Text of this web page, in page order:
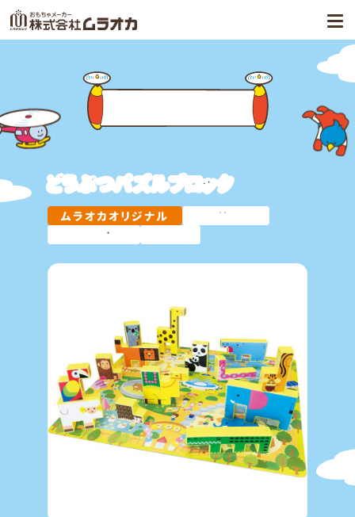
どうぶつパズルブロック
ムラオカオリジナル
新着商品
プレゼント